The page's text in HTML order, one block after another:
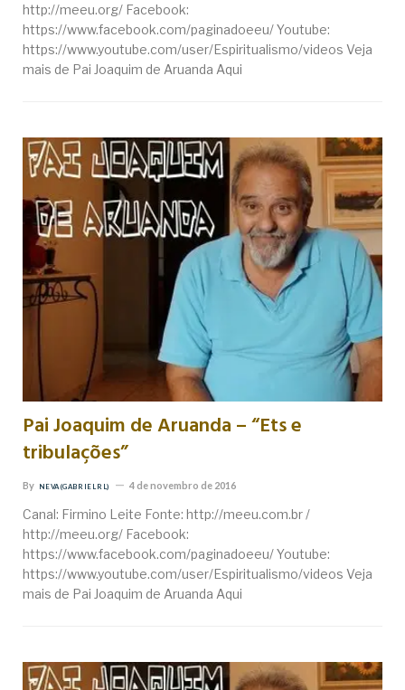
http://meeu.org/ Facebook:
https://www.facebook.com/paginadoeeu/ Youtube:
https://www.youtube.com/user/Espiritualismo/videos Veja
mais de Pai Joaquim de Aruanda Aqui
Pai Joaquim de Aruanda – “Ets e
tribulações”
By NEVA (GABRIEL RL) 4 de novembro de 2016
Canal: Firmino Leite Fonte: http://meeu.com.br /
http://meeu.org/ Facebook:
https://www.facebook.com/paginadoeeu/ Youtube:
https://www.youtube.com/user/Espiritualismo/videos Veja
mais de Pai Joaquim de Aruanda Aqui